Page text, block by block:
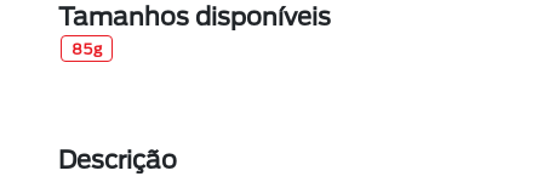
Tamanhos disponíveis
85g
Descrição